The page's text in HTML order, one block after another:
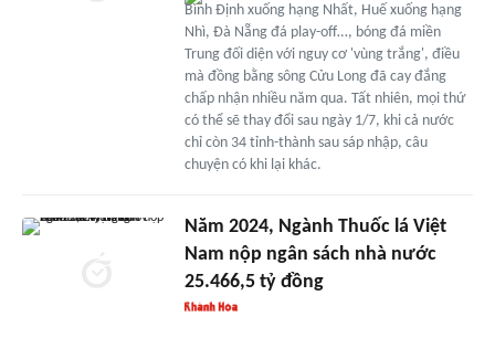
Bình Định xuống hạng Nhất, Huế xuống hạng
Nhì, Đà Nẵng đá play-off…, bóng đá miền
Trung đối diện với nguy cơ 'vùng trắng', điều
mà đồng bằng sông Cửu Long đã cay đắng
chấp nhận nhiều năm qua. Tất nhiên, mọi thứ
có thể sẽ thay đổi sau ngày 1/7, khi cả nước
chỉ còn 34 tỉnh-thành sau sáp nhập, câu
chuyện có khi lại khác.
Năm 2024, Ngành Thuốc lá Việt
Nam nộp ngân sách nhà nước
25.466,5 tỷ đồng